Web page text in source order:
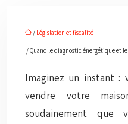
/ Législation et fiscalité
/ Quand le diagnostic énergétique et
Imaginez un instant :
vendre votre
soudainement que